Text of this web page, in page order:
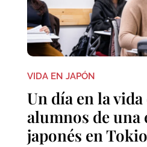
VIDA EN JAPÓN
Un día en la
alumnos de una
japonés en Tokio